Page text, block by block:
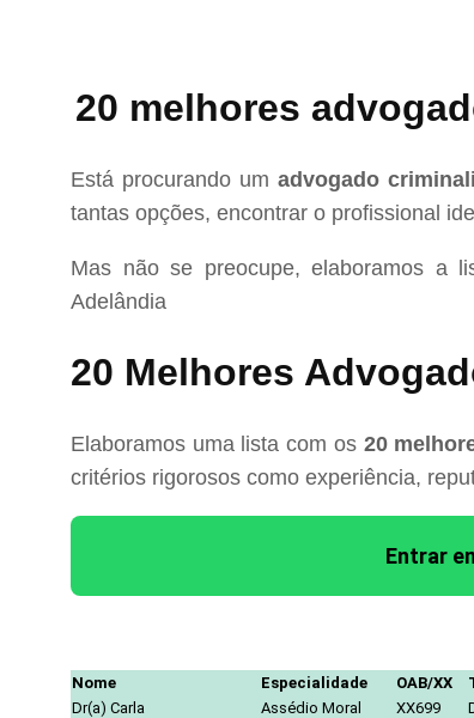
20 melhores
Está procurando umadvogado
tantas opções, encontrar o profissional
Mas não se preocupe, elaboramos a
Adelândia
20 Melhores
Elaboramos uma lista com os 20
critérios rigorosos como experiência,
Entrar
Nome Especialidade OAB/XX
Dr(a) Carla
Assédio Moral XX699